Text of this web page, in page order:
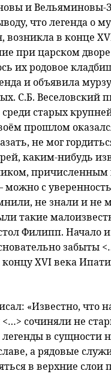
и
что легенда о
возникла в конце
при царском
их родовое
и объявила
С.Б. Веселовский
среди старых
прошлом
не мог
каким-нибудь
причисленным
можно с
не знали и не
такие
Филипп. Начало
забыты
XVI века
«Известно, что
сочиняли не
в сущности
а рядовые
в верхние слои